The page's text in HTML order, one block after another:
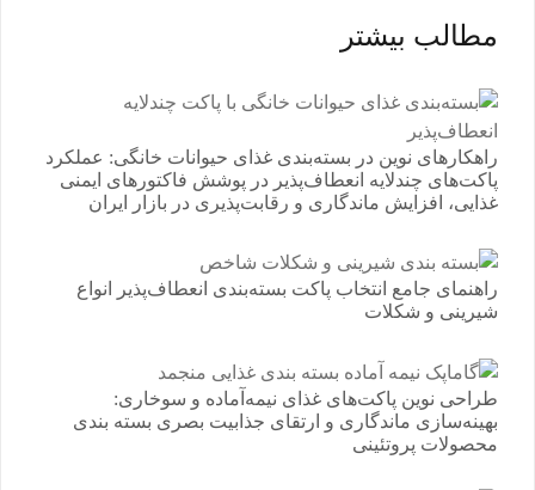
مطالب بیشتر
راهکارهای نوین در بسته‌بندی غذای حیوانات خانگی: عملکرد
پاکت‌های چندلایه انعطاف‌پذیر در پوشش فاکتورهای ایمنی
غذایی، افزایش ماندگاری و رقابت‌پذیری در بازار ایران
راهنمای جامع انتخاب پاکت بسته‌بندی انعطاف‌پذیر انواع
شیرینی و شکلات
طراحی نوین پاکت‌های غذای نیمه‌آماده و سوخاری:
بهینه‌سازی ماندگاری و ارتقای جذابیت بصری بسته بندی
محصولات پروتئینی